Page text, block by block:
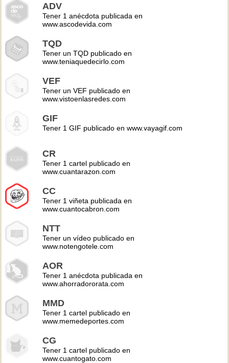
ADV
Tener 1 anécdota publicada en
www.ascodevida.com
TQD
Tener un TQD publicado en
www.teniaquedecirlo.com
VEF
Tener un VEF publicado en
www.vistoenlasredes.com
GIF
Tener 1 GIF publicado en www.vayagif.com
CR
Tener 1 cartel publicado en
www.cuantarazon.com
CC
Tener 1 viñeta publicada en
www.cuantocabron.com
NTT
Tener un vídeo publicado en
www.notengotele.com
AOR
Tener 1 anécdota publicada en
www.ahorradororata.com
MMD
Tener 1 cartel publicado en
www.memedeportes.com
CG
Tener 1 cartel publicado en
www.cuantogato.com